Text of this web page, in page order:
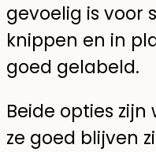
gevoelig is voor
knippen en in
goed gelabeld.
Beide opties
ze goed blijven